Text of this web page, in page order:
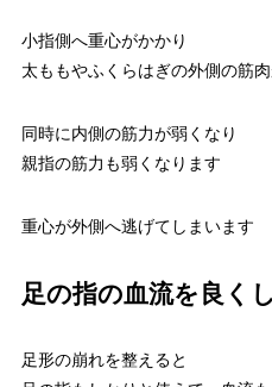
小指側へ重心がかかり
太ももやふくらはぎの外側の筋
同時に内側の筋力が弱くなり
親指の筋力も弱くなります
重心が外側へ逃げてしまいます
足の指の血流を良く
足形の崩れを整えると